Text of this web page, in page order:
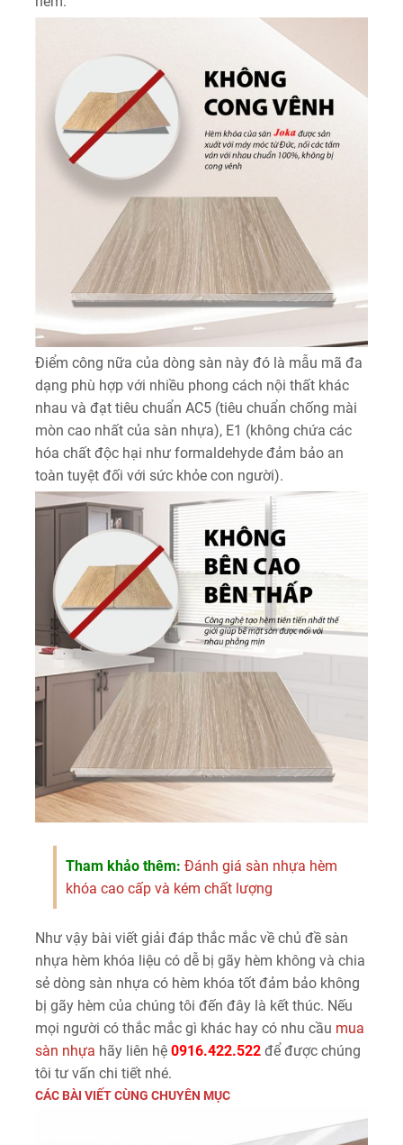
Điểm công nữa của dòng sàn này đó là mẫu mã đa
dạng phù hợp với nhiều phong cách nội thất khác
nhau và đạt tiêu chuẩn AC5 (tiêu chuẩn chống mài
mòn cao nhất của sàn nhựa), E1 (không chứa các
hóa chất độc hại như formaldehyde đảm bảo an
toàn tuyệt đối với sức khỏe con người).
Tham khảo thêm: Đánh giá sàn nhựa hèm
khóa cao cấp và kém chất lượng
Như vậy bài viết giải đáp thắc mắc về chủ đề sàn
nhựa hèm khóa liệu có dễ bị gãy hèm không và chia
sẻ dòng sàn nhựa có hèm khóa tốt đảm bảo không
bị gãy hèm của chúng tôi đến đây là kết thúc. Nếu
mọi người có thắc mắc gì khác hay có nhu cầu mua
sàn nhựa hãy liên hệ 0916.422.522 để được chúng
tôi tư vấn chi tiết nhé.
CÁC BÀI VIẾT CÙNG CHUYÊN MỤC